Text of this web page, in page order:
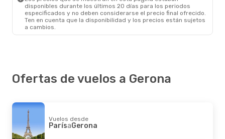
disponibles durante los últimos 20 días para los periodos
especificados y no deben considerarse el precio final ofrecido.
Ten en cuenta que la disponibilidad y los precios están sujetos
a cambios.
Ofertas de vuelos a Gerona
Vuelos desde
ParísaGerona